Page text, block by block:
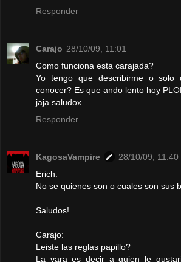
Responder
Carajo 28/10/09, 11:01
Como funciona esta carajada?
Yo tengo que describirme o solo
conocer? Es que ando lento hoy
jaja saludox
Responder
KagosaVampire
28/10/09, 11:40
Erich:
No se quienes son o cuales son sus
Saludos!
Carajo:
Leiste las reglas papillo?
La vara es decir a quien le